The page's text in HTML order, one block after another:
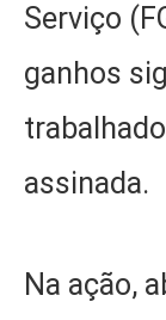
Serviço
ganhos
assinada.
Na ação,